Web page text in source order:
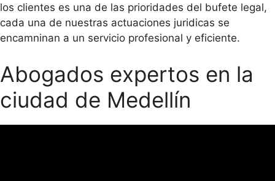
los clientes es una de las prioridades del bufete legal,
cada una de nuestras actuaciones juridicas se
encamninan a un servicio profesional y eficiente.
Abogados expertos en la
ciudad de Medellín